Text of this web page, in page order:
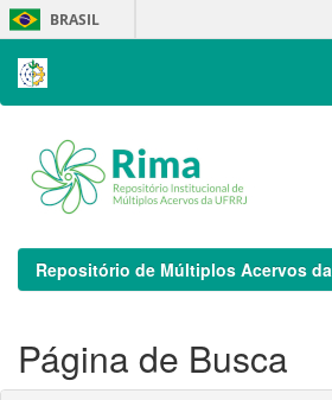
Skip
navigation
BRASIL
Repositório de Múltiplos Acervos da
Página de Busca